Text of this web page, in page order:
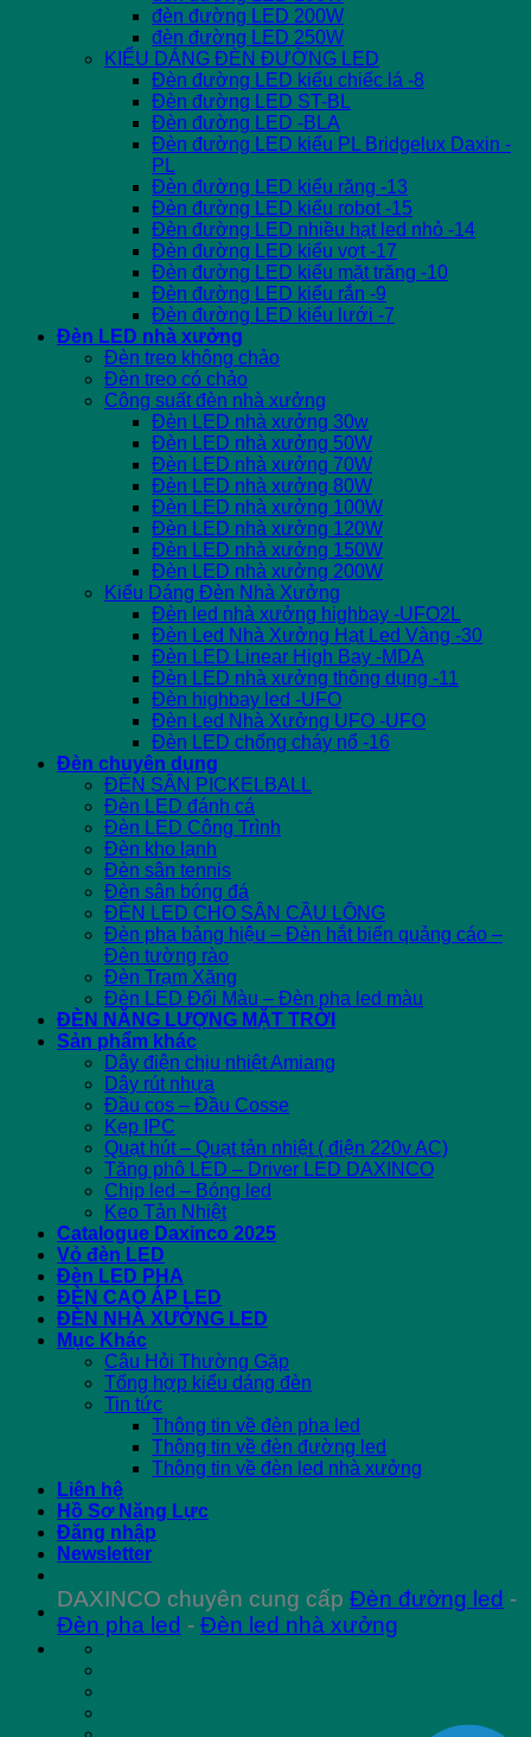
đèn đường LED 200W
đèn đường LED 250W
KIỂU DÁNG ĐÈN ĐƯỜNG LED
Đèn đường LED kiểu chiếc lá -8
Đèn đường LED ST-BL
Đèn đường LED -BLA
Đèn đường LED kiểu PL Bridgelux Daxin -
PL
Đèn đường LED kiểu răng -13
Đèn đường LED kiểu robot -15
Đèn đường LED nhiều hạt led nhỏ -14
Đèn đường LED kiểu vợt -17
Đèn đường LED kiểu mặt trăng -10
Đèn đường LED kiểu rắn -9
Đèn đường LED kiểu lưới -7
Đèn LED nhà xưởng
Đèn treo không chảo
Đèn treo có chảo
Công suất đèn nhà xưởng
Đèn LED nhà xưởng 30w
Đèn LED nhà xưởng 50W
Đèn LED nhà xưởng 70W
Đèn LED nhà xưởng 80W
Đèn LED nhà xưởng 100W
Đèn LED nhà xưởng 120W
Đèn LED nhà xưởng 150W
Đèn LED nhà xưởng 200W
Kiểu Dáng Đèn Nhà Xưởng
Đèn led nhà xưởng highbay -UFO2L
Đèn Led Nhà Xưởng Hạt Led Vàng -30
Đèn LED Linear High Bay -MDA
Đèn LED nhà xưởng thông dụng -11
Đèn highbay led -UFO
Đèn Led Nhà Xưởng UFO -UFO
Đèn LED chống cháy nổ -16
Đèn chuyên dụng
ĐÈN SÂN PICKELBALL
Đèn LED đánh cá
Đèn LED Công Trình
Đèn kho lạnh
Đèn sân tennis
Đèn sân bóng đá
ĐÈN LED CHO SÂN CẦU LÔNG
Đèn pha bảng hiệu – Đèn hắt biển quảng cáo –
Đèn tường rào
Đèn Trạm Xăng
Đèn LED Đổi Màu – Đèn pha led màu
ĐÈN NĂNG LƯỢNG MẶT TRỜI
Sản phẩm khác
Dây điện chịu nhiệt Amiang
Dây rút nhựa
Đầu cos – Đầu Cosse
Kẹp IPC
Quạt hút – Quạt tản nhiệt ( điện 220v AC)
Tăng phô LED – Driver LED DAXINCO
Chip led – Bóng led
Keo Tản Nhiệt
Catalogue Daxinco 2025
Vỏ đèn LED
Đèn LED PHA
ĐÈN CAO ÁP LED
ĐÈN NHÀ XƯỞNG LED
Mục Khác
Câu Hỏi Thường Gặp
Tổng hợp kiểu dáng đèn
Tin tức
Thông tin về đèn pha led
Thông tin về đèn đường led
Thông tin về đèn led nhà xưởng
Liên hệ
Hồ Sơ Năng Lực
Đăng nhập
Newsletter
DAXINCO chuyên cung cấp Đèn đường led -
Đèn pha led - Đèn led nhà xưởng